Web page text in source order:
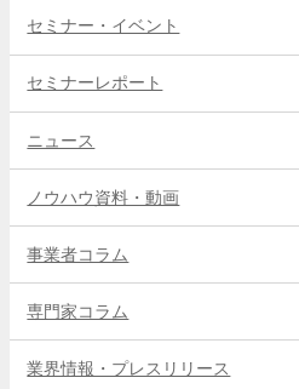
セミナー・イベント
セミナーレポート
ニュース
ノウハウ資料・動画
事業者コラム
専門家コラム
業界情報・プレスリリース